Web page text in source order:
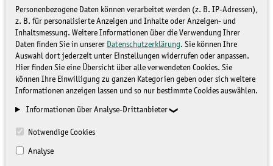
Personenbezogene Daten können verarbeitet werden (z. B. IP-Adressen),
z. B. für personalisierte Anzeigen und Inhalte oder Anzeigen- und
Inhaltsmessung. Weitere Informationen über die Verwendung Ihrer
Daten finden Sie in unserer Datenschutzerklärung. Sie können Ihre
Auswahl dort jederzeit unter Einstellungen widerrufen oder anpassen.
Hier finden Sie eine Übersicht über alle verwendeten Cookies. Sie
können Ihre Einwilligung zu ganzen Kategorien geben oder sich weitere
Informationen anzeigen lassen und so nur bestimmte Cookies auswählen.
Informationen über Analyse-Drittanbieter
Notwendige Cookies
Analyse
Sensenworkshop am
28.06.2019
NATIONALPARKZENTRUM